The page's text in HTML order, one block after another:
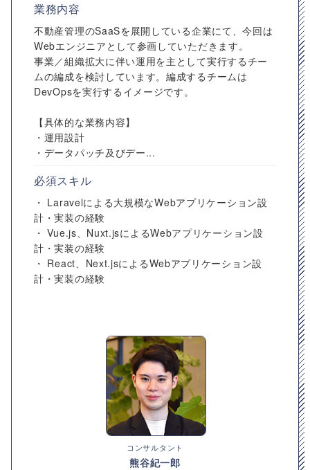
業務内容
不動産管理のSaaSを展開している企業にて、今回は
Webエンジニアとして参画していただきます。
事業／組織拡大に伴い運用を主として実行するチー
ムの編成を検討しています。編成するチームは
DevOpsを実行するイメージです。
【具体的な業務内容】
・運用設計
・データパッチ及びデー...
必須スキル
・ Laravelによる大規模なWebアプリケーション設
計・実装の経験
・ Vue.js、Nuxt.jsによるWebアプリケーション設
計・実装の経験
・ React、Next.jsによるWebアプリケーション設
計・実装の経験
コンサルタント
熊谷紀一郎